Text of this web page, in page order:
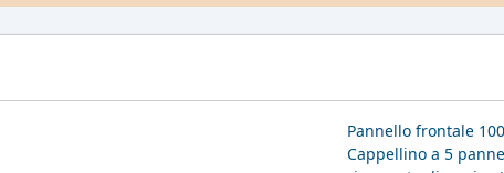
Pannello frontale
Cappellino a 5